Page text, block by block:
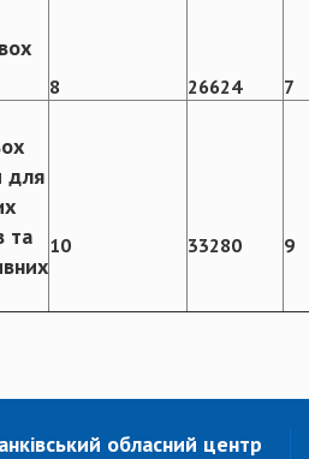
8 26624 7
для
та
10 33280 9
обласний центр